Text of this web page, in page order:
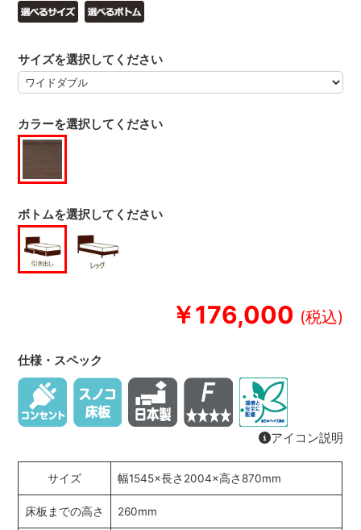
￥176,000
カラーを選択してください
サイズを選択してください
ボトムを選択してください
仕様・スペック
アイコン説明
サイズ 幅1545×長さ2004×高さ870mm
床板までの高さ 260mm